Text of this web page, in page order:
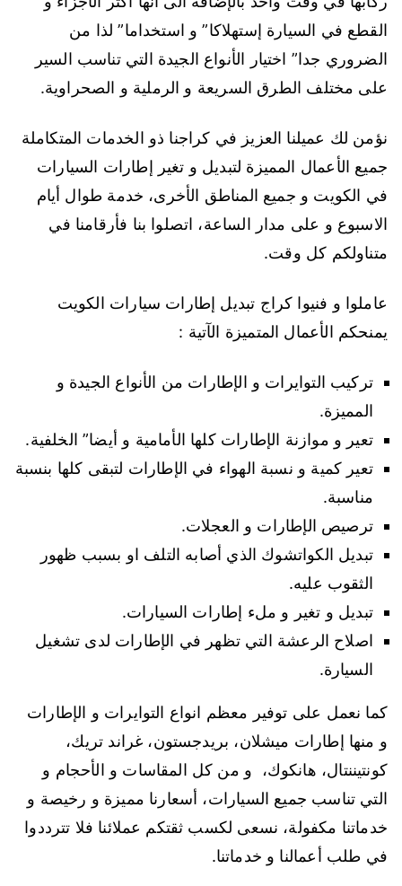
القطع في السيارة إستهلاكا” و استخداما” لذا من
الضروري جدا” اختيار الأنواع الجيدة التي تناسب السير
على مختلف الطرق السريعة و الرملية و الصحراوية.
نؤمن لك عميلنا العزيز في كراجنا ذو الخدمات المتكاملة
جميع الأعمال المميزة لتبديل و تغير إطارات السيارات
في الكويت و جميع المناطق الأخرى، خدمة طوال أيام
الاسبوع و على مدار الساعة، اتصلوا بنا فأرقامنا في
متناولكم كل وقت.
عاملوا و فنيوا كراج تبديل إطارات سيارات الكويت
يمنحكم الأعمال المتميزة الآتية :
تركيب التوايرات و الإطارات من الأنواع الجيدة و
المميزة.
تعير و موازنة الإطارات كلها الأمامية و أيضا” الخلفية.
تعير كمية و نسبة الهواء في الإطارات لتبقى كلها بنسبة
مناسبة.
ترصيص الإطارات و العجلات.
تبديل الكواتشوك الذي أصابه التلف او بسبب ظهور
الثقوب عليه.
تبديل و تغير و ملء إطارات السيارات.
اصلاح الرعشة التي تظهر في الإطارات لدى تشغيل
السيارة.
كما نعمل على توفير معظم انواع التوايرات و الإطارات
و منها إطارات ميشلان، بريدجستون، غراند تريك،
كونتيننتال، هانكوك، و من كل المقاسات و الأحجام و
التي تناسب جميع السيارات، أسعارنا مميزة و رخيصة و
خدماتنا مكفولة، نسعى لكسب ثقتكم عملائنا فلا تترددوا
في طلب أعمالنا و خدماتنا.